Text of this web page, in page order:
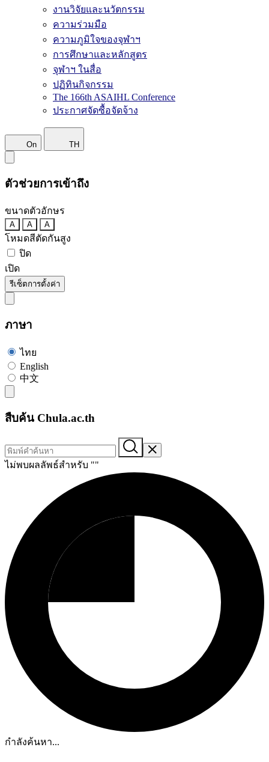
งานวิจัยและนวัตกรรม
ความร่วมมือ
ความภูมิใจของจุฬาฯ
การศึกษาและหลักสูตร
จุฬาฯ ในสื่อ
ปฏิทินกิจกรรม
The 166th ASAIHL Conference
ประกาศจัดซื้อจัดจ้าง
On TH
ตัวช่วยการเข้าถึง
ขนาดตัวอักษร
A A A
โหมดสีตัดกันสูง
ปิด
เปิด
รีเซ็ตการตั้งค่า
ภาษา
ไทย
English
中文
สืบค้น Chula.ac.th
ไม่พบผลลัพธ์สำหรับ ""
กำลังค้นหา...